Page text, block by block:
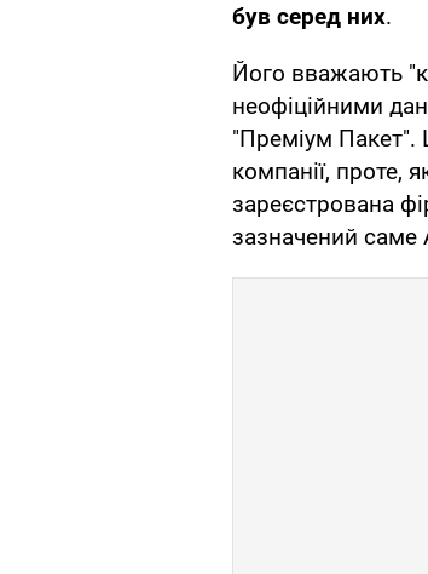
був серед них.
Його вважають
неофіційними
"Преміум Пакет".
компанії, проте,
зареєстрована
зазначений саме